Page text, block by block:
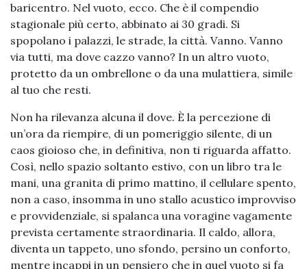
baricentro. Nel vuoto, ecco. Che è il compendio
stagionale più certo, abbinato ai 30 gradi. Si
spopolano i palazzi, le strade, la città. Vanno. Vanno
via tutti, ma dove cazzo vanno? In un altro vuoto,
protetto da un ombrellone o da una mulattiera, simile
al tuo che resti.
Non ha rilevanza alcuna il dove. È la percezione di
un’ora da riempire, di un pomeriggio silente, di un
caos gioioso che, in definitiva, non ti riguarda affatto.
Così, nello spazio soltanto estivo, con un libro tra le
mani, una granita di primo mattino, il cellulare spento,
non a caso, insomma in uno stallo acustico improvviso
e provvidenziale, si spalanca una voragine vagamente
prevista certamente straordinaria. Il caldo, allora,
diventa un tappeto, uno sfondo, persino un conforto,
mentre incappi in un pensiero che in quel vuoto si fa